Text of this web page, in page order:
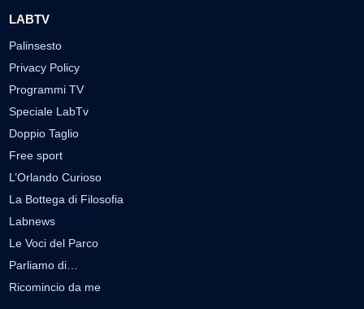
LABTV
Palinsesto
Privacy Policy
Programmi TV
Speciale LabTv
Doppio Taglio
Free sport
L’Orlando Curioso
La Bottega di Filosofia
Labnews
Le Voci del Parco
Parliamo di…
Ricomincio da me